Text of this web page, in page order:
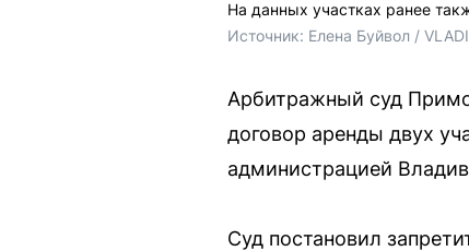
На данных участках ранее
Источник: Елена Буйвол /
Арбитражный суд
договор аренды двух
администрацией
Суд постановил